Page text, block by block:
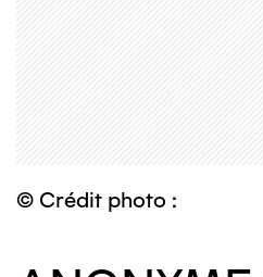
© Crédit photo :